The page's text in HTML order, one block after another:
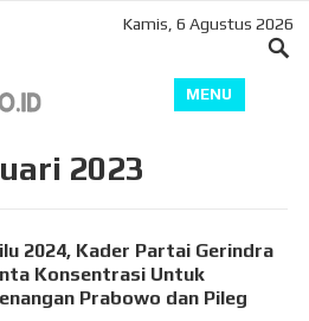
Kamis, 6 Agustus 2026
MENU
2023
2024, Kader Partai Gerindra
Konsentrasi Untuk
Prabowo dan Pileg